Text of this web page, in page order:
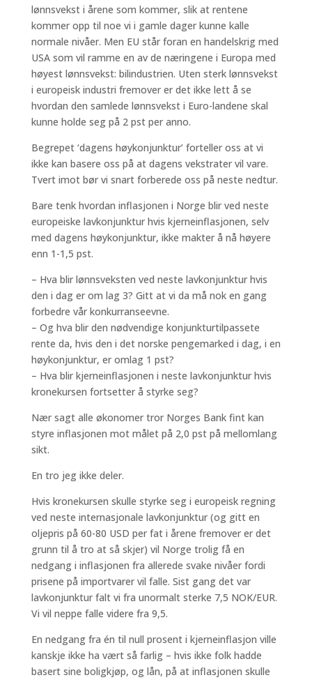
lønnsvekst i årene som kommer, slik at rentene
kommer opp til noe vi i gamle dager kunne kalle
normale nivåer. Men EU står foran en handelskrig med
USA som vil ramme en av de næringene i Europa med
høyest lønnsvekst: bilindustrien. Uten sterk lønnsvekst
i europeisk industri fremover er det ikke lett å se
hvordan den samlede lønnsvekst i Euro-landene skal
kunne holde seg på 2 pst per anno.
Begrepet ‘dagens høykonjunktur’ forteller oss at vi
ikke kan basere oss på at dagens vekstrater vil vare.
Tvert imot bør vi snart forberede oss på neste nedtur.
Bare tenk hvordan inflasjonen i Norge blir ved neste
europeiske lavkonjunktur hvis kjerneinflasjonen, selv
med dagens høykonjunktur, ikke makter å nå høyere
enn 1-1,5 pst.
– Hva blir lønnsveksten ved neste lavkonjunktur hvis
den i dag er om lag 3? Gitt at vi da må nok en gang
forbedre vår konkurranseevne.
– Og hva blir den nødvendige konjunkturtilpassete
rente da, hvis den i det norske pengemarked i dag, i en
høykonjunktur, er omlag 1 pst?
– Hva blir kjerneinflasjonen i neste lavkonjunktur hvis
kronekursen fortsetter å styrke seg?
Nær sagt alle økonomer tror Norges Bank fint kan
styre inflasjonen mot målet på 2,0 pst på mellomlang
sikt.
En tro jeg ikke deler.
Hvis kronekursen skulle styrke seg i europeisk regning
ved neste internasjonale lavkonjunktur (og gitt en
oljepris på 60-80 USD per fat i årene fremover er det
grunn til å tro at så skjer) vil Norge trolig få en
nedgang i inflasjonen fra allerede svake nivåer fordi
prisene på importvarer vil falle. Sist gang det var
lavkonjunktur falt vi fra unormalt sterke 7,5 NOK/EUR.
Vi vil neppe falle videre fra 9,5.
En nedgang fra én til null prosent i kjerneinflasjon ville
kanskje ikke ha vært så farlig – hvis ikke folk hadde
basert sine boligkjøp, og lån, på at inflasjonen skulle